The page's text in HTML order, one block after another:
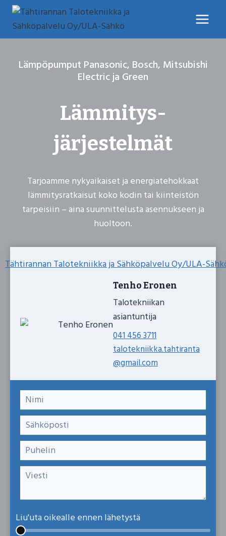
Siirry
sisältöön
Lämpöpumput Panasonic, Bosch, Mitsubishi
Electric ja Green
Lämmitys­
järjestelmät
Tarjoamme nykyaikaiset ja energiatehokkaat
lämmitysratkaisut koko kodin tai kiinteistön
tarpeisiin – aina suunnittelusta asennukseen ja
huoltoon.
Tenho Eronen
Talotekniikan
asiantuntija
041 456 3711
talotekniikka.tahtiranta
@gmail.com
Liu'uta oikealle ennen lähetystä